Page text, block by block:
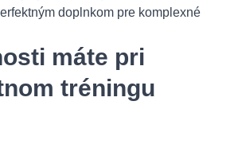
doplnkom pre komplexné
máte pri
tréningu